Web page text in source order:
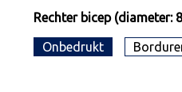
Rechter bicep (diameter:
Onbedrukt